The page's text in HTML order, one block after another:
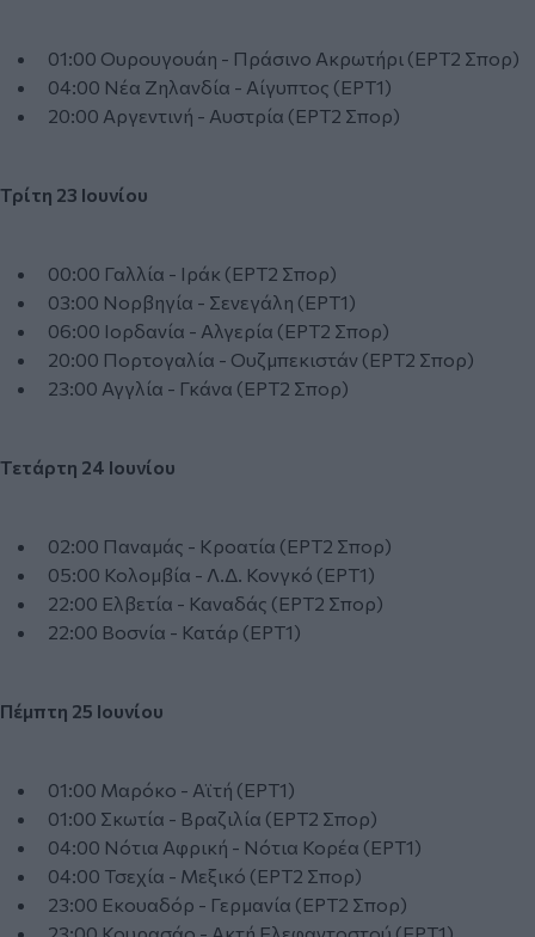
01:00 Ουρουγουάη - Πράσινο Ακρωτήρι (ΕΡΤ2 Σπορ)
04:00 Νέα Ζηλανδία - Αίγυπτος (ΕΡΤ1)
20:00 Αργεντινή - Αυστρία (ΕΡΤ2 Σπορ)
Τρίτη 23 Ιουνίου
00:00 Γαλλία - Ιράκ (ΕΡΤ2 Σπορ)
03:00 Νορβηγία - Σενεγάλη (ΕΡΤ1)
06:00 Ιορδανία - Αλγερία (ΕΡΤ2 Σπορ)
20:00 Πορτογαλία - Ουζμπεκιστάν (ΕΡΤ2 Σπορ)
23:00 Αγγλία - Γκάνα (ΕΡΤ2 Σπορ)
Τετάρτη 24 Ιουνίου
02:00 Παναμάς - Κροατία (ΕΡΤ2 Σπορ)
05:00 Κολομβία - Λ.Δ. Κονγκό (ΕΡΤ1)
22:00 Ελβετία - Καναδάς (ΕΡΤ2 Σπορ)
22:00 Βοσνία - Κατάρ (ΕΡΤ1)
Πέμπτη 25 Ιουνίου
01:00 Μαρόκο - Αϊτή (ΕΡΤ1)
01:00 Σκωτία - Βραζιλία (ΕΡΤ2 Σπορ)
04:00 Νότια Αφρική - Νότια Κορέα (ΕΡΤ1)
04:00 Τσεχία - Μεξικό (ΕΡΤ2 Σπορ)
23:00 Εκουαδόρ - Γερμανία (ΕΡΤ2 Σπορ)